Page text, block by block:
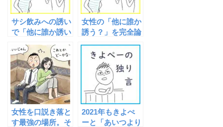
サシ飲みへの誘い
で「他に誰か誘い
されたら勝ち
確！？職場の女性
を2人きりの空間
へ引きずり込む裏
ワザ
女性の「他に誰か
誘う？」を完全論
みオファーを確実
に通すための逆転
会話術
女性を口説き落と
す最強の場所。そ
2021年もきよぺ
ーと「あいつより